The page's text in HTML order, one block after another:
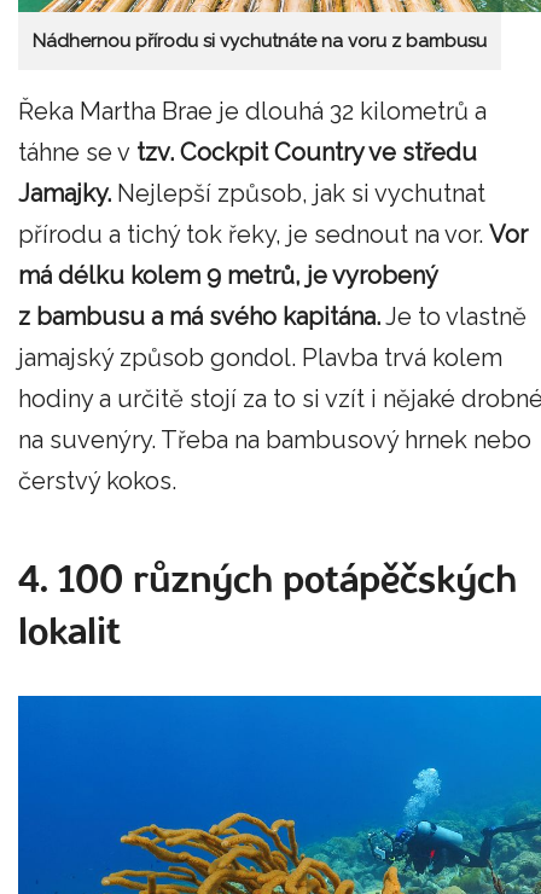
Nádhernou přírodu si vychutnáte na voru z bambusu
Řeka Martha Brae je dlouhá 32 kilometrů a
táhne se v tzv. Cockpit Country ve středu
Jamajky. Nejlepší způsob, jak si vychutnat
přírodu a tichý tok řeky, je sednout na vor. Vor
má délku kolem 9 metrů, je vyrobený
z bambusu a má svého kapitána.Je to vlastně
jamajský způsob gondol. Plavba trvá kolem
hodiny a určitě stojí za to si vzít i nějaké
na suvenýry. Třeba na bambusový hrnek nebo
čerstvý kokos.
4. 100 různých potápěčských
lokalit